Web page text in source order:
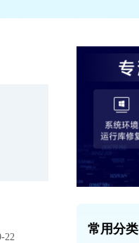
22
常用分类